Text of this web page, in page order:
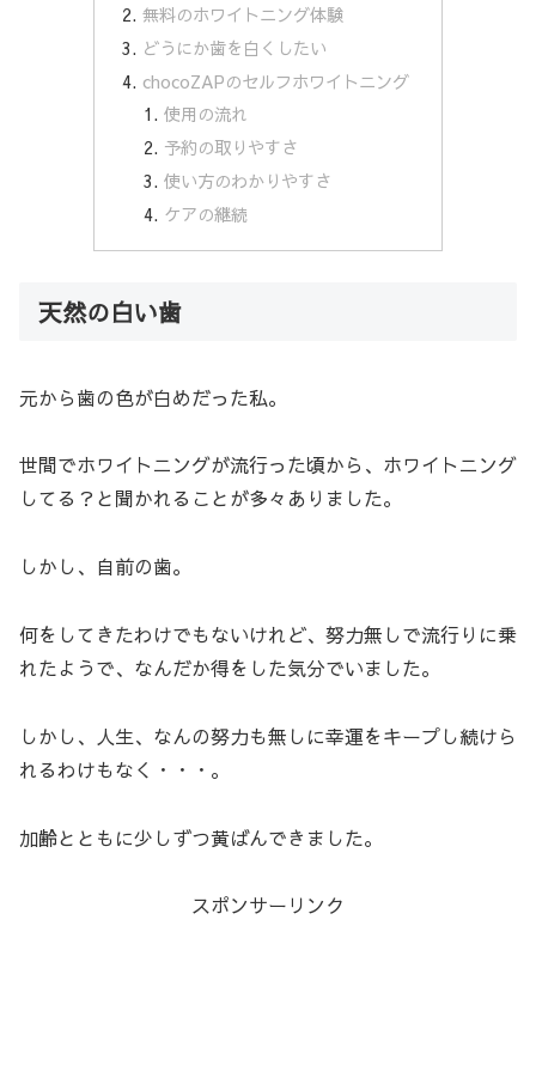
無料のホワイトニング体験
どうにか歯を白くしたい
chocoZAPのセルフホワイトニング
使用の流れ
予約の取りやすさ
使い方のわかりやすさ
ケアの継続
天然の白い歯
元から歯の色が白めだった私。
世間でホワイトニングが流行った頃から、ホワイトニング
してる？と聞かれることが多々ありました。
しかし、自前の歯。
何をしてきたわけでもないけれど、努力無しで流行りに乗
れたようで、なんだか得をした気分でいました。
しかし、人生、なんの努力も無しに幸運をキープし続けら
れるわけもなく・・・。
加齢とともに少しずつ黄ばんできました。
スポンサーリンク